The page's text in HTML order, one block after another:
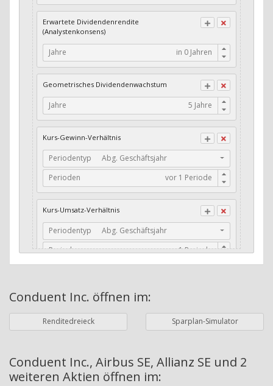
Income / Assets
Buffett's Alpha: Wachstum Residual Net
Income / Book Value
Cash-Quote
CFO / Interest Expense
Current Ratio
Long-Term Debt to Working Capital
Dividenden-Check
Stabiles Dividenden-Wachstum
Stabiles Dividenden-Wachstum (TTM)
Stabiles Absolutes Dividenden-Wachstum
Dividendenrendite (angekündigt)
Adj. Dividendenrendite (Market Cap)
Erwartete Dividendenrendite
(Analystenkonsens)
Jahre
Geometrisches Dividendenwachstum
Jahre
Kurs-Gewinn-Verhältnis
Periodentyp
Abg. Geschäftsjahr
Perioden
Kurs-Umsatz-Verhältnis
Periodentyp
Abg. Geschäftsjahr
Perioden
Währung Bilanzierungswährung
Periodentyp
Jahre
Perioden
Conduent Inc. öffnen im:
Renditedreieck Sparplan-Simulator
Conduent Inc., Airbus SE, Allianz SE und 2
weiteren Aktien öffnen im: